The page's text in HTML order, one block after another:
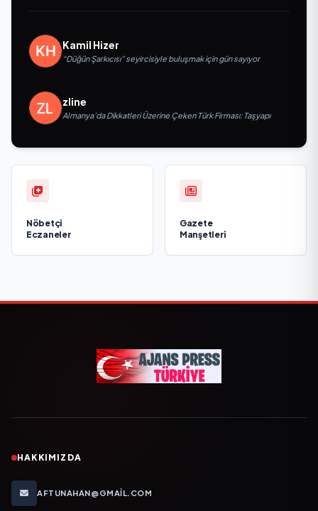
Kamil Hizer
“Düğün Şarkıcısı” seyircisiyle buluşmak için gün sayıyor
zline
Almanya’da Dikkatleri Üzerine Çeken Türk Firması: Taşyapı
Nöbetçi
Eczaneler
Gazete
Manşetleri
HAKKIMIZDA
AFTUNAHAN@GMAIL.COM